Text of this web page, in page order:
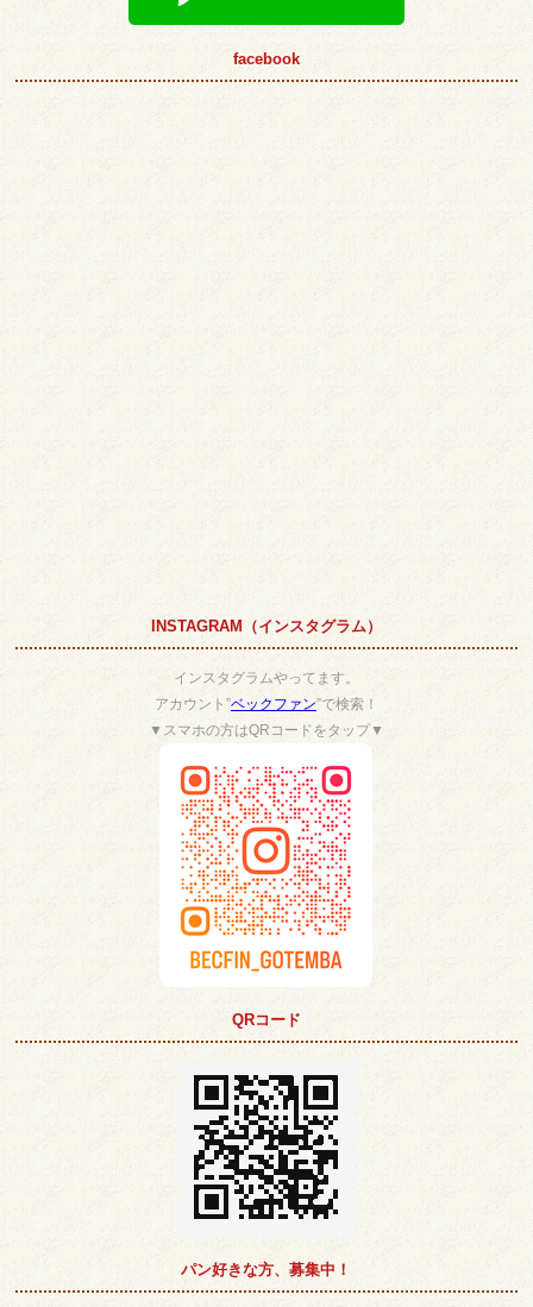
facebook
INSTAGRAM（インスタグラム）
インスタグラムやってます。
アカウント”ベックファン”で検索！
▼スマホの方はQRコードをタップ▼
QRコード
パン好きな方、募集中！